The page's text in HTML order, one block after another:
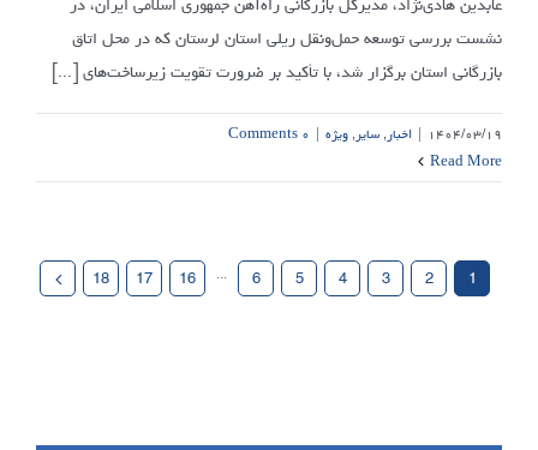
نشست بررسی توسعه حمل‌ونقل ریلی استان لرستان که در محل اتاق
بازرگانی استان برگزار شد، با تأکید بر ضرورت تقویت زیرساخت‌های [...]
۱۴۰۴/۰۳/۱۹ | اخبار,سایر,ویژه | ۰ Comments
Read More
1
2
3
4
5
6
···
16
17
18